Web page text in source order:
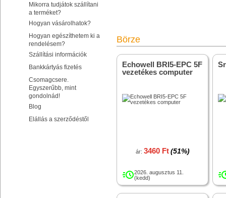
Mikorra tudjátok szállítani
a terméket?
Hogyan vásárolhatok?
Hogyan egészíthetem ki a
rendelésem?
Szállítási információk
Bankkártyás fizetés
Csomagcsere.
Egyszerűbb, mint
gondolnád!
Blog
Elállás a szerződéstől
Börze
Echowell BRI5-EPC 5F
vezetékes computer
ár: 3460 Ft (51%)
2026. augusztus 11.
(kedd)